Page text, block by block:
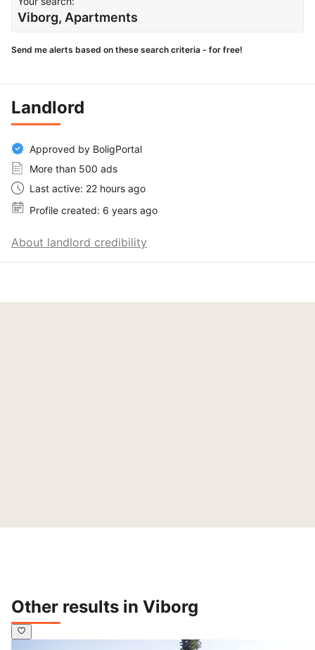
Viborg, Apartments
Send me alerts based on these search criteria - for free!
Landlord
Approved by BoligPortal
More than 500 ads
Last active: 22 hours ago
Profile created: 6 years ago
About landlord credibility
Other results in Viborg